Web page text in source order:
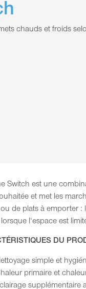
chauds et froids
Switch est une
et met les
de plats à emporter :
l‘espace est
DU
simple et
primaire et
supplémentaire